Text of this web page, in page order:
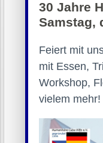
30 Jahre
Samstag,
Feiert mit
mit Essen,
Workshop,
vielem mehr!